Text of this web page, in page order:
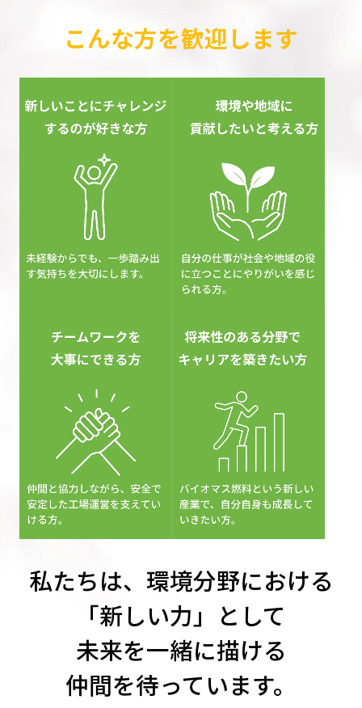
当社は、持続可能な未来のために新しいエ
ネルギー源を作り、地域循環させるシステ
ム作りに取り組む会社です。
これまで使い道が限定され、その多くは廃
棄物として処理されてきた国産バーク材
（木の皮）を加工し、石炭火力発電効率を
上げ環境負荷を減らすエネルギー源・ブラ
ックバークペレット
を製造します。BBP製
造・販売事業は、地産地消型の未利用バイ
オマスの活用、国内林業の活性化、石炭火
力発電所におけるCO2排出量の削減や脱炭
素、さらには電力安定供給といった社会の
諸課題の解決に貢献しようとする新たな取
り組みとなります。
はやはり、新しい発想で新しい環境分野に
チャレンジするフレッシュな人材です。
環境分野から社会へ、地域活性化へ貢献す
る仕事をともに進めていきましょう。
こんな方を歓迎します
私たちは、環境分野における
「新しい力」として
未来を一緒に描ける
仲間を待っています。